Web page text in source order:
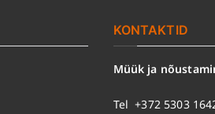
KONTAKTID
Müük ja
Tel+372 5303